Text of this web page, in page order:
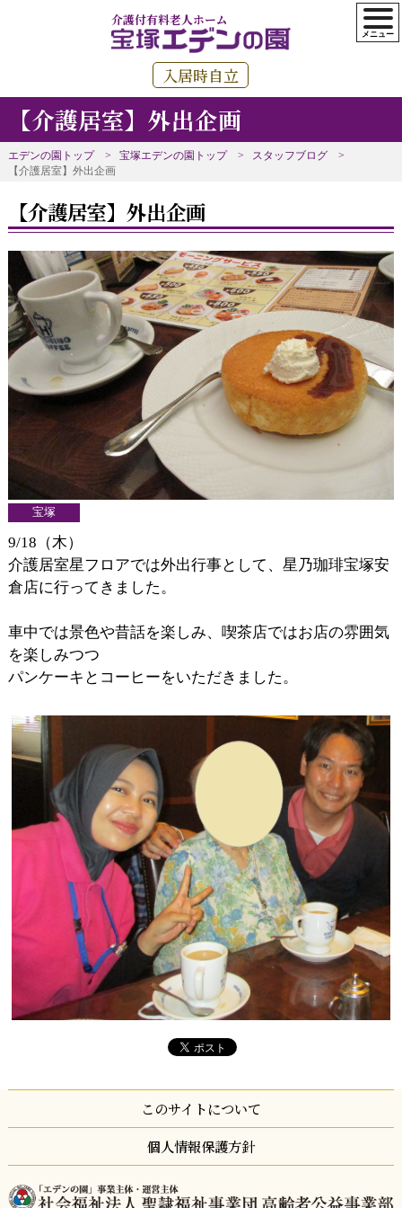
介護付有料老人ホーム
入居時自立
【介護居室】外出企画
エデンの園トップ 宝塚エデンの園トップ
スタッフブログ
【介護居室】外出企画
【介護居室】外出企画
宝塚
9/18（木）
介護居室星フロアでは外出行事として、星乃珈琲宝塚安
倉店に行ってきました。
車中では景色や昔話を楽しみ、喫茶店ではお店の雰囲気
を楽しみつつ
パンケーキとコーヒーをいただきました。
このサイトについて
個人情報保護方針